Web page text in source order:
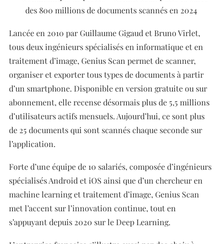
Lancée en 2010 par Guillaume Gigaud et Bruno Virlet,
tous deux ingénieurs spécialisés en informatique et en
traitement d’image, Genius Scan permet de scanner,
organiser et exporter tous types de documents à partir
d’un smartphone. Disponible en version gratuite ou sur
abonnement, elle recense désormais plus de 5,5 millions
d’utilisateurs actifs mensuels. Aujourd’hui, ce sont plus
de 25 documents qui sont scannés chaque seconde sur
l’application.
Forte d’une équipe de 10 salariés, composée d’ingénieurs
spécialisés Android et iOS ainsi que d’un chercheur en
machine learning et traitement d’image, Genius Scan
met l’accent sur l’innovation continue, tout en
s’appuyant depuis 2020 sur le Deep Learning.